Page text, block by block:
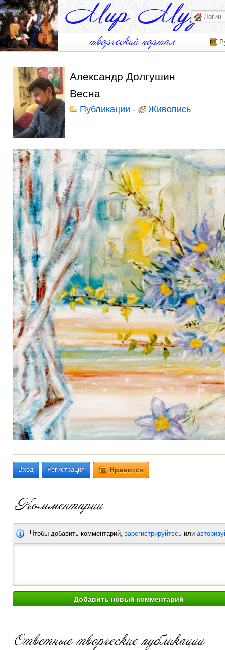
Александр Долгушин
Весна
Публикации - Живопись
Вход Регистрация Нравится
Чтобы добавить комментарий, зарегистрируйтесь или